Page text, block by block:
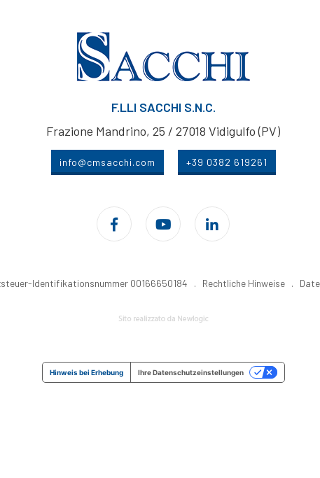
F.LLI SACCHI S.N.C.
Frazione Mandrino, 25 / 27018 Vidigulfo (PV)
info@cmsacchi.com +39 0382 619261
Identifikationsnummer 00166650184 . Rechtliche Hinweise .
Hinweis bei Erhebung Ihre Datenschutzeinstellungen